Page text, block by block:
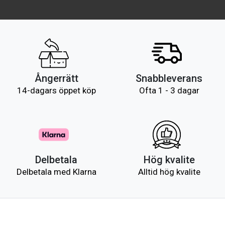
Ångerrätt
14-dagars öppet köp
Snabbleverans
Ofta 1 - 3 dagar
Delbetala
Delbetala med Klarna
Hög kvalite
Alltid hög kvalite